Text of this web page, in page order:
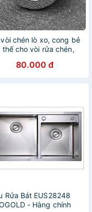
chén lò xo, cong bẻ
thế cho vòi rửa chén,
80.000 đ
Rửa Bát EUS28248
- Hàng chính